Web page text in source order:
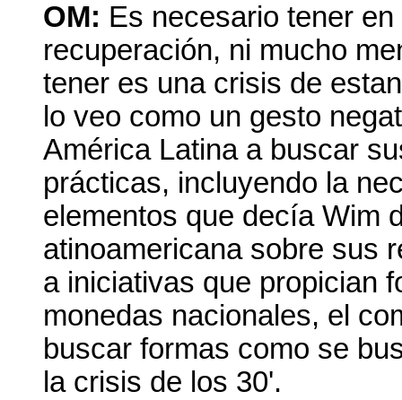
OM: Es necesario tener
recuperación, ni mucho
tener es una crisis de
lo veo como un gesto
América Latina a buscar
prácticas, incluyendo la
elementos que decía Wim
atinoamericana sobre sus
a iniciativas que propician
monedas nacionales, el
buscar formas como se
la crisis de los 30'.